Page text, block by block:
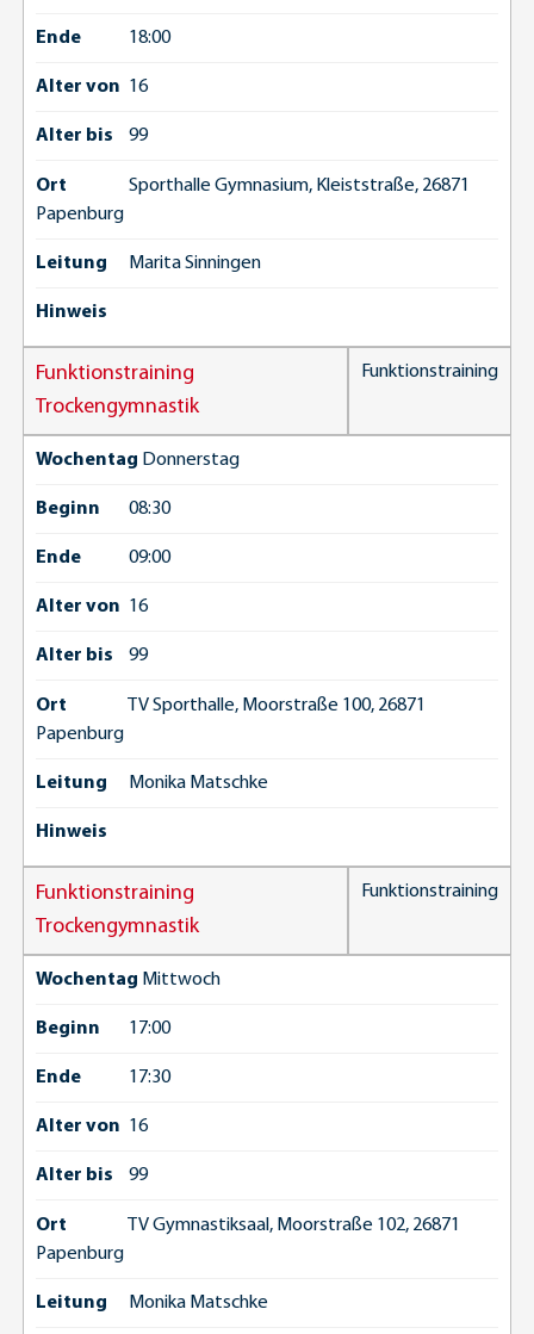
Ende 18:00
Alter von 16
Alter bis 99
Ort
Sporthalle Gymnasium, Kleiststraße, 26871
Papenburg
Leitung Marita Sinningen
Hinweis
Funktionstraining
Trockengymnastik
Funktionstraining
Wochentag Donnerstag
Beginn 08:30
Ende 09:00
Alter von 16
Alter bis 99
Ort
TV Sporthalle, Moorstraße 100, 26871
Papenburg
Leitung Monika Matschke
Hinweis
Funktionstraining
Trockengymnastik
Funktionstraining
Wochentag Mittwoch
Beginn 17:00
Ende 17:30
Alter von 16
Alter bis 99
Ort
TV Gymnastiksaal, Moorstraße 102, 26871
Papenburg
Leitung Monika Matschke